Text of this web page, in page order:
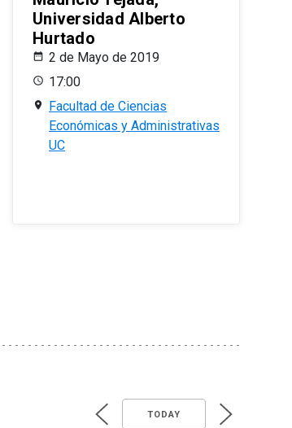
Universidad Alberto
Hurtado
2 de Mayo de 2019
17:00
Facultad de Ciencias
Económicas y Administrativas
UC
TODAY